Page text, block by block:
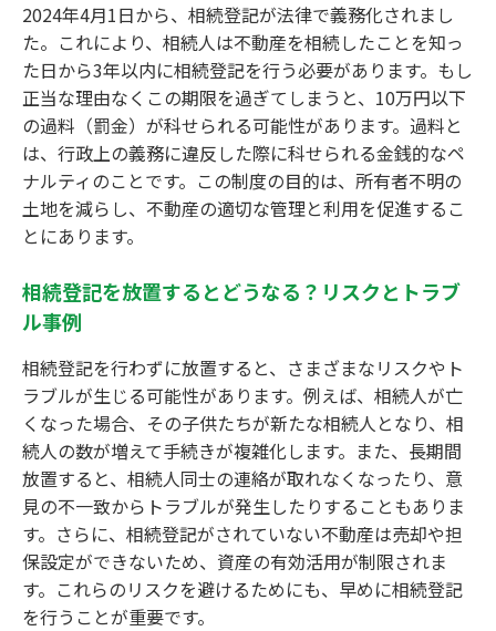
2024年4月1日から、相続登記が法律で義務化されまし
た。これにより、相続人は不動産を相続したことを知っ
た日から3年以内に相続登記を行う必要があります。もし
正当な理由なくこの期限を過ぎてしまうと、10万円以下
の過料（罰金）が科せられる可能性があります。過料と
は、行政上の義務に違反した際に科せられる金銭的なペ
ナルティのことです。この制度の目的は、所有者不明の
土地を減らし、不動産の適切な管理と利用を促進するこ
とにあります。
相続登記を放置するとどうなる？リスクとトラブ
ル事例
相続登記を行わずに放置すると、さまざまなリスクやト
ラブルが生じる可能性があります。例えば、相続人が亡
くなった場合、その子供たちが新たな相続人となり、相
続人の数が増えて手続きが複雑化します。また、長期間
放置すると、相続人同士の連絡が取れなくなったり、意
見の不一致からトラブルが発生したりすることもありま
す。さらに、相続登記がされていない不動産は売却や担
保設定ができないため、資産の有効活用が制限されま
す。これらのリスクを避けるためにも、早めに相続登記
を行うことが重要です。